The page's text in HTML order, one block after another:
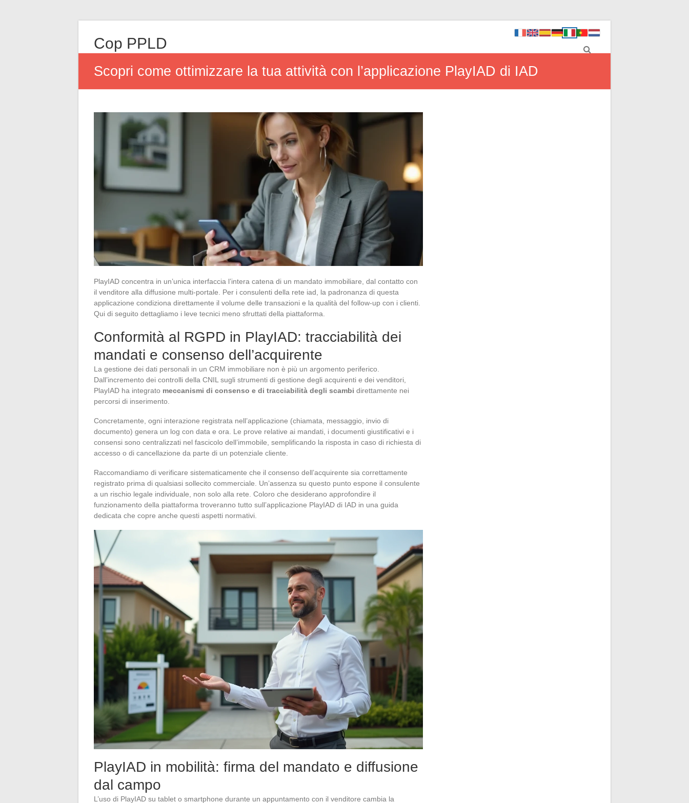
Cop PPLD
Scopri come ottimizzare la tua attività con l’applicazione PlayIAD di IAD
PlayIAD concentra in un’unica interfaccia l’intera catena di un mandato immobiliare, dal contatto con
il venditore alla diffusione multi-portale. Per i consulenti della rete iad, la padronanza di questa
applicazione condiziona direttamente il volume delle transazioni e la qualità del follow-up con i clienti.
Qui di seguito dettagliamo i leve tecnici meno sfruttati della piattaforma.
Conformità al RGPD in PlayIAD: tracciabilità dei
mandati e consenso dell’acquirente
La gestione dei dati personali in un CRM immobiliare non è più un argomento periferico.
Dall’incremento dei controlli della CNIL sugli strumenti di gestione degli acquirenti e dei venditori,
PlayIAD ha integrato meccanismi di consenso e di tracciabilità degli scambi direttamente nei
percorsi di inserimento.
Concretamente, ogni interazione registrata nell’applicazione (chiamata, messaggio, invio di
documento) genera un log con data e ora. Le prove relative ai mandati, i documenti giustificativi e i
consensi sono centralizzati nel fascicolo dell’immobile, semplificando la risposta in caso di richiesta di
accesso o di cancellazione da parte di un potenziale cliente.
Raccomandiamo di verificare sistematicamente che il consenso dell’acquirente sia correttamente
registrato prima di qualsiasi sollecito commerciale. Un’assenza su questo punto espone il consulente
a un rischio legale individuale, non solo alla rete. Coloro che desiderano approfondire il
funzionamento della piattaforma troveranno tutto sull’applicazione PlayIAD di IAD in una guida
dedicata che copre anche questi aspetti normativi.
PlayIAD in mobilità: firma del mandato e diffusione
dal campo
L’uso di PlayIAD su tablet o smartphone durante un appuntamento con il venditore cambia la